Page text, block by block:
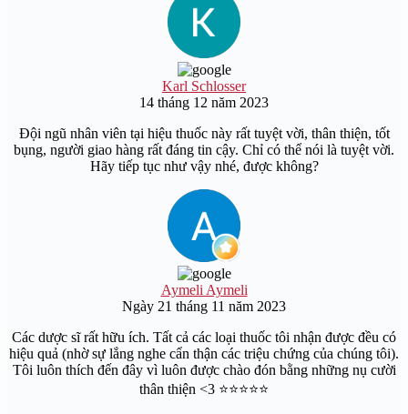
Karl Schlosser
14 tháng 12 năm 2023
Đội ngũ nhân viên tại hiệu thuốc này rất tuyệt vời, thân thiện, tốt
bụng, người giao hàng rất đáng tin cậy. Chỉ có thể nói là tuyệt vời.
Hãy tiếp tục như vậy nhé, được không?
Aymeli Aymeli
Ngày 21 tháng 11 năm 2023
Các dược sĩ rất hữu ích. Tất cả các loại thuốc tôi nhận được đều có
hiệu quả (nhờ sự lắng nghe cẩn thận các triệu chứng của chúng tôi).
Tôi luôn thích đến đây vì luôn được chào đón bằng những nụ cười
thân thiện <3 ⭐️⭐️⭐️⭐️⭐️